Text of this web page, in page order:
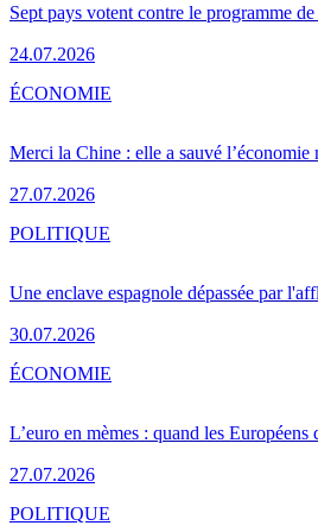
Sept pays votent contre le programme
24.07.2026
Merci la Chine : elle a sauvé l’économie
27.07.2026
ÉCONOMIE
Une enclave espagnole dépassée par
30.07.2026
POLITIQUE
L’euro en mèmes : quand les
27.07.2026
ÉCONOMIE
POLITIQUE